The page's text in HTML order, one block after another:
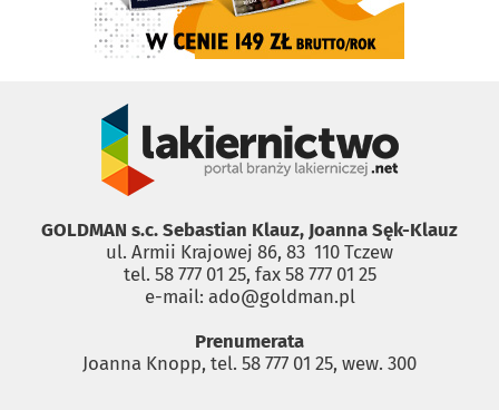
GOLDMAN s.c. Sebastian Klauz, Joanna Sęk-Klauz
ul. Armii Krajowej 86, 83 ­ 110 Tczew
tel. 58 777 01 25, fax 58 777 01 25
e-mail: ado@goldman.pl
Prenumerata
Joanna Knopp, tel. 58 777 01 25, wew. 300